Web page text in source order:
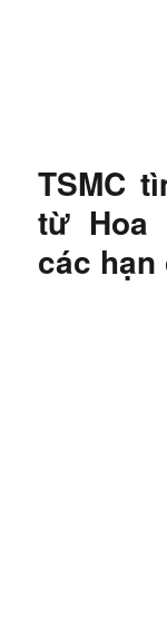
TSMC
từ Hoa
các hạn